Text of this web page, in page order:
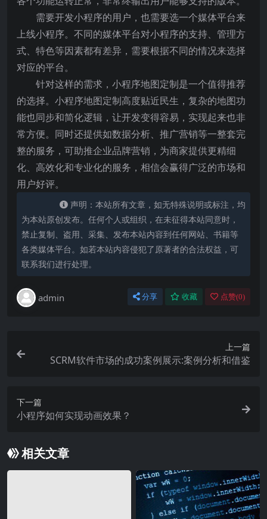
需要开发小程序的用户，也需要选一个媒体平台来
上线小程序。不同的媒体平台对小程序的支持、管理方
式、特色等因素都有差异，需要根据不同的情况来选择
对应的平台。
针对这样的需求，小程序地图定制是一个值得推荐
的选择。小程序地图定制高度贴近民生，复杂的地图功
能也同步和简化逻辑，让开发变得容易，实现起来也非
常方便。同时还提供如数据分析、推广营销等一整套完
整的服务，可助推企业品牌营销，为商家提供更精细
化、高效化和专业化的服务，相信会赢得广泛的市场和
用户好评。
声明：本站所有文章，如无特殊说明或标注，均
为本站原创发布。任何个人或组织，在未征得本站同意时，
禁止复制、盗用、采集、发布本站内容到任何网站、书籍等
各类媒体平台。如若本站内容侵犯了原著者的合法权益，可
联系我们进行处理。
admin 分享 收藏 点赞(0)
上一篇
SCRM软件市场的成功案例展示:案例分析和借鉴
下一篇
小程序如何实现动画效果？
相关文章